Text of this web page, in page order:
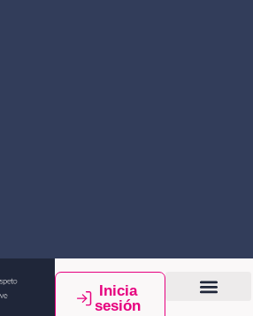
Inicia
sesión